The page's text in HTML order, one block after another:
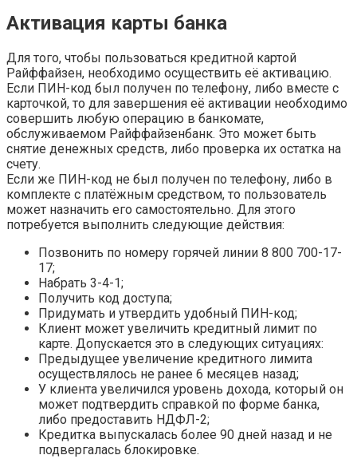
Активация карты банка
Для того, чтобы пользоваться кредитной картой
Райффайзен, необходимо осуществить её активацию.
Если ПИН-код был получен по телефону, либо вместе с
карточкой, то для завершения её активации необходимо
совершить любую операцию в банкомате,
обслуживаемом Райффайзенбанк. Это может быть
снятие денежных средств, либо проверка их остатка на
счету.
Если же ПИН-код не был получен по телефону, либо в
комплекте с платёжным средством, то пользователь
может назначить его самостоятельно. Для этого
потребуется выполнить следующие действия:
Позвонить по номеру горячей линии 8 800 700-17-
17;
Набрать 3-4-1;
Получить код доступа;
Придумать и утвердить удобный ПИН-код;
Клиент может увеличить кредитный лимит по
карте. Допускается это в следующих ситуациях:
Предыдущее увеличение кредитного лимита
осуществлялось не ранее 6 месяцев назад;
У клиента увеличился уровень дохода, который он
может подтвердить справкой по форме банка,
либо предоставить НДФЛ-2;
Кредитка выпускалась более 90 дней назад и не
подвергалась блокировке.